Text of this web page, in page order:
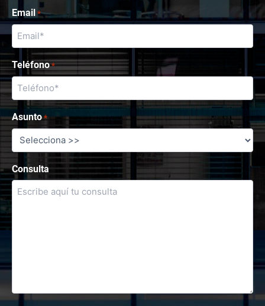
Email *
Teléfono *
Asunto *
Consulta